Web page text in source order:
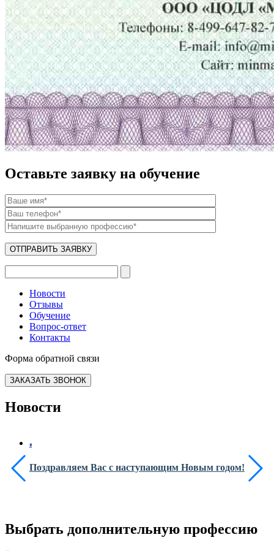
Оставьте заявку на обучение
Новости
Отзывы
Обучение
Вопрос-ответ
Контакты
Форма обратной связи
ЗАКАЗАТЬ ЗВОНОК
Новости
Поздравляем Вас с наступающим Новым годом!
Выбрать дополнительную профессию